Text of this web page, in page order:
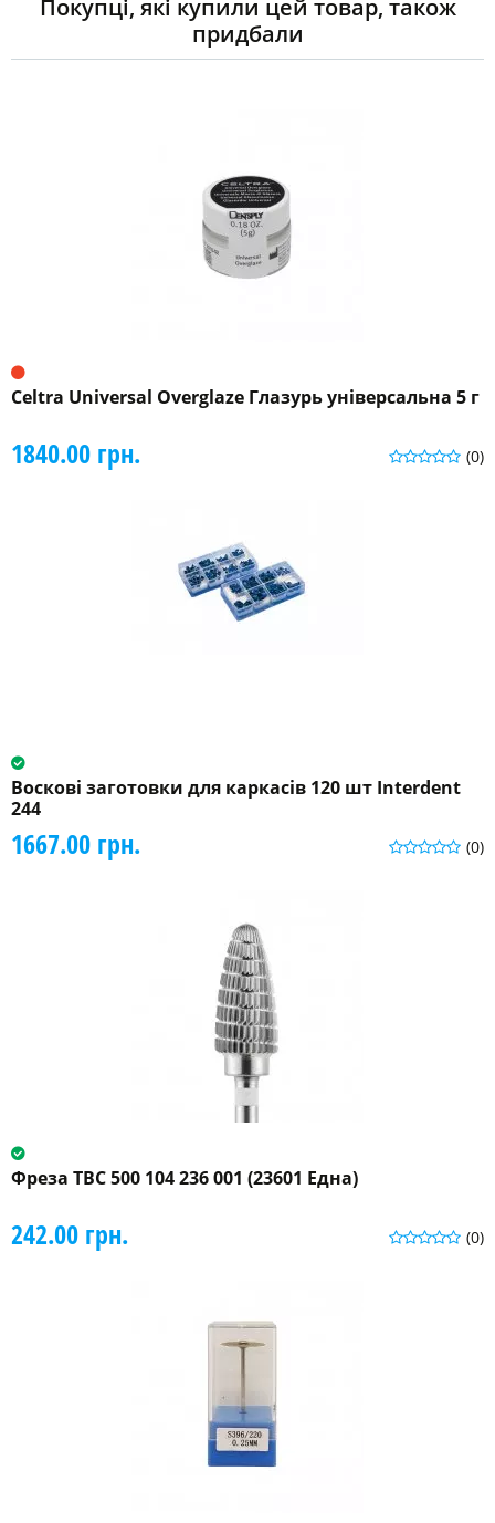
Покупці, які купили цей товар, також
придбали
Celtra Universal Overglaze Глазурь універсальна 5 г
(0)
1840.00 грн.
Воскові заготовки для каркасів 120 шт Interdent
244
(0)
1667.00 грн.
Фреза ТВС 500 104 236 001 (23601 Една)
(0)
242.00 грн.